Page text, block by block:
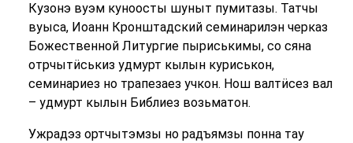
Кузонэ вуэм куноосты шуныт пумитазы. Татчы
вуыса, Иоанн Кронштадский семинарилэн черказ
Божественной Литургие пыриськимы, со сяна
отрчытӥськиз удмурт кылын куриськон,
семинариез но трапезаез учкон. Нош валтӥсез вал
– удмурт кылын Библиез возьматон.
Ужрадэз ортчытэмзы но радъямзы понна тау